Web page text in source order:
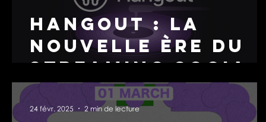
Hangout : la
nouvelle ère du
streaming social
et interactif
24 févr. 2025 2 min de lecture